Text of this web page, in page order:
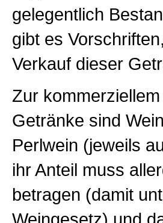
gelegentlich
gibt es
Verkauf dieser
Zur
Getränke sind
Perlwein (jeweils
ihr Anteil muss
betragen (damit